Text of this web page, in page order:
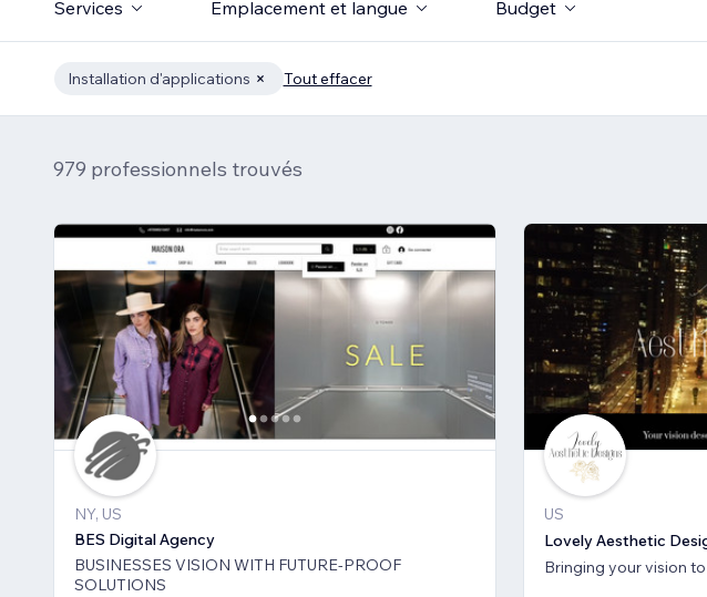
Services Emplacement et langue Budget
Installation d'applications Tout effacer
979 professionnels trouvés
NY, US
BES Digital Agency
BUSINESSES VISION WITH FUTURE-PROOF
SOLUTIONS
US
Lovely Aesthetic
Bringing your vision to